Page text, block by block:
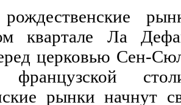
квартале Ла
церковью Сен-
французской
рынки начнут